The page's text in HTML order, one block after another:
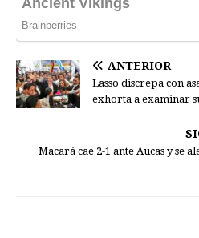
ANTERIOR
Lasso discrepa con
exhorta a examinar
Macará cae 2-1 ante Aucas y se